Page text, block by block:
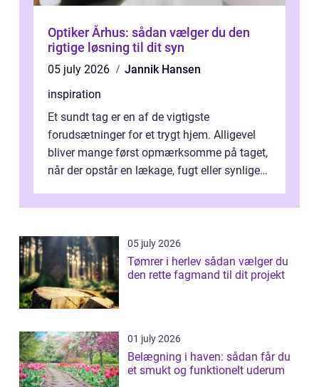
Optiker Århus: sådan vælger du den
rigtige løsning til dit syn
05 july 2026
Jannik Hansen
inspiration
Et sundt tag er en af de vigtigste
forudsætninger for et trygt hjem. Alligevel
bliver mange først opmærksomme på taget,
når der opstår en lækage, fugt eller synlige
05 july 2026
Tømrer i herlev sådan vælger du
den rette fagmand til dit projekt
01 july 2026
Belægning i haven: sådan får du
et smukt og funktionelt uderum